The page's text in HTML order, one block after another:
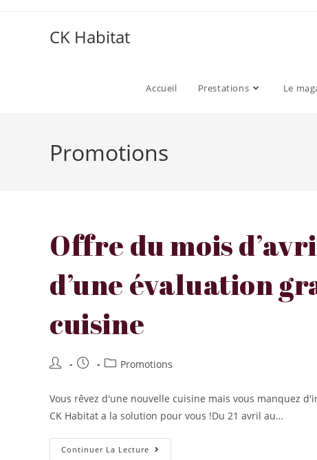
CK Habitat
Accueil Prestations Le
Promotions
Offre du mois
d’une évaluation
cuisine
Promotions
Vous rêvez d'une nouvelle cuisine mais vous manquez
CK Habitat a la solution pour vous !Du 21 avril au…
Continuer La Lecture